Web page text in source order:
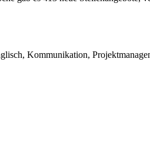
Kommunikation,